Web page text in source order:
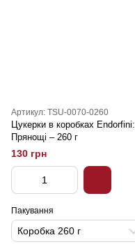
Артикул: TSU-0070-0260
Цукерки в коробках Endorfini:
Прянощі – 260 г
130 грн
Пакування
Коробка 260 г